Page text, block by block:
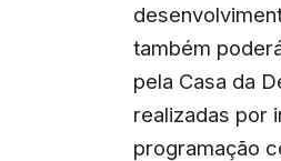
também
pela Casa da
realizadas por
programação